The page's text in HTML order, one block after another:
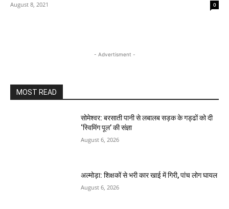
August 8, 2021 0
- Advertisment -
MOST READ
सोमेश्वर: बरसाती पानी से लबालब सड़क के गड्ढों को दी
‘स्विमिंग पूल’ की संज्ञा
August 6, 2026
अल्मोड़ा: शिक्षकों से भरी कार खाई में गिरी, पांच लोग घायल
August 6, 2026